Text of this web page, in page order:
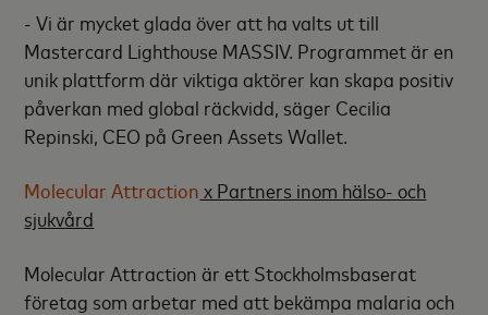
- Vi är mycket glada över att ha valts ut till
Mastercard Lighthouse MASSIV. Programmet är en
unik plattform där viktiga aktörer kan skapa positiv
påverkan med global räckvidd, säger Cecilia
Repinski, CEO på Green Assets Wallet.
Molecular Attraction x Partners inom hälso- och
sjukvård
Molecular Attraction är ett Stockholmsbaserat
företag som arbetar med att bekämpa malaria och